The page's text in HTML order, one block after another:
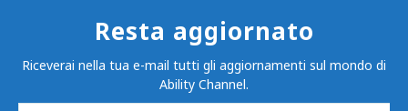
Resta aggiornato
Riceverai nella tua e-mail tutti gli aggiornamenti sul mondo di
Ability Channel.